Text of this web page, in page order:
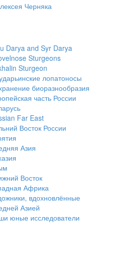
Darya and Syr Darya
Sturgeons
Sturgeon
лопатоносы
биоразнообразия
часть России
Far East
Восток России
Азия
Восток
Африка
вдохновлённые
Азией
юные исследователи